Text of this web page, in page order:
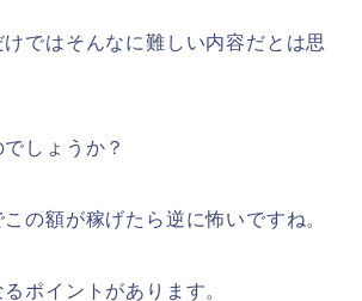
ではそんなに難しい内容だとは思
しょうか？
の額が稼げたら逆に怖いですね。
ポイントがあります。